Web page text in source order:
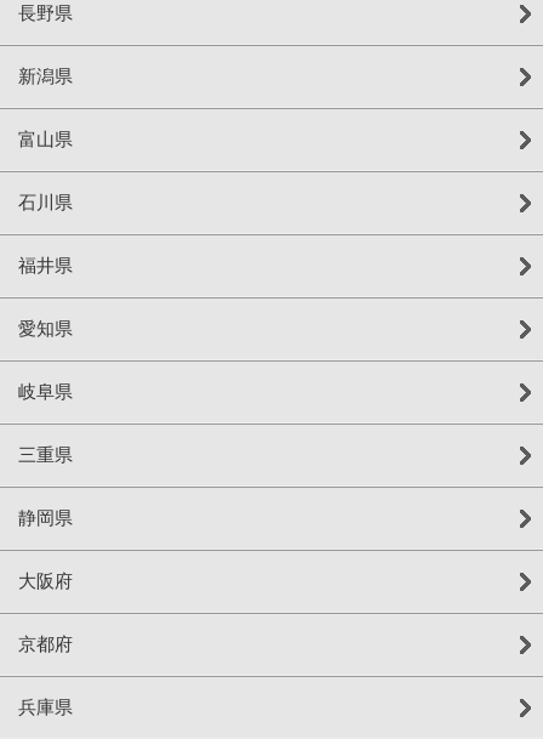
長野県
新潟県
富山県
石川県
福井県
愛知県
岐阜県
三重県
静岡県
大阪府
京都府
兵庫県